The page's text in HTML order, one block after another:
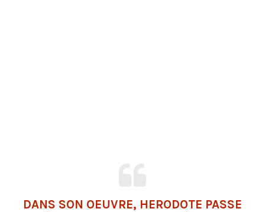
DANS SON OEUVRE, HERODOTE PASSE